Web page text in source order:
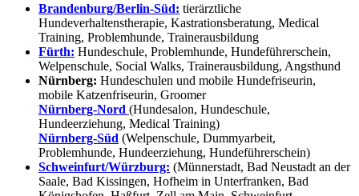
Brandenburg/Berlin-Süd: tierärztliche
Hundeverhaltenstherapie, Kastrationsberatung, Medical
Training, Problemhunde, Trainerausbildung
Fürth: Hundeschule, Problemhunde, Hundeführerschein,
Welpenschule, Social Walks, Trainerausbildung, Angsthund
Nürnberg: Hundeschulen und mobile Hundefriseurin,
mobile Katzenfriseurin, Groomer
Nürnberg-Nord (Hundesalon, Hundeschule,
Hundeerziehung, Medical Training)
Nürnberg-Süd (Welpenschule, Dummyarbeit,
Problemhunde, Hundeerziehung, Hundeführerschein)
Schweinfurt/Würzburg: (Münnerstadt, Bad Neustadt an der
Saale, Bad Kissingen, Hofheim in Unterfranken, Bad